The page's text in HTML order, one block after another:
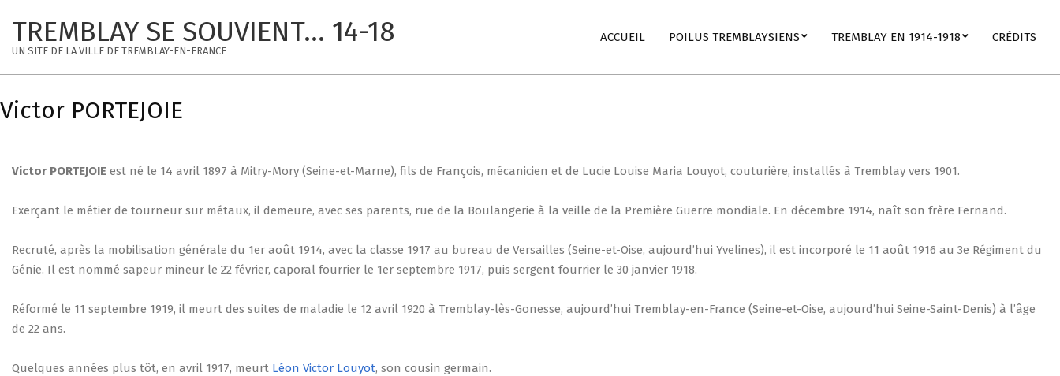
content
TREMBLAY SE SOUVIENT... 14-18
UN SITE DE LA VILLE DE TREMBLAY-EN-FRANCE
ACCUEIL POILUS TREMBLAYSIENS TREMBLAY EN 1914-1918 CRÉDITS
Victor PORTEJOIE
Victor PORTEJOIE est né le 14 avril 1897 à Mitry-Mory (Seine-et-Marne), fils de François, mécanicien et de Lucie Louise Maria Louyot, couturière, installés à Tremblay vers 1901.
Exerçant le métier de tourneur sur métaux, il demeure, avec ses parents, rue de la Boulangerie à la veille de la Première Guerre mondiale. En décembre 1914, naît son frère Fernand.
Recruté, après la mobilisation générale du 1er août 1914, avec la classe 1917 au bureau de Versailles (Seine-et-Oise, aujourd’hui Yvelines), il est incorporé le 11 août 1916 au 3e Régiment du
Génie. Il est nommé sapeur mineur le 22 février, caporal fourrier le 1er septembre 1917, puis sergent fourrier le 30 janvier 1918.
Réformé le 11 septembre 1919, il meurt des suites de maladie le 12 avril 1920 à Tremblay-lès-Gonesse, aujourd’hui Tremblay-en-France (Seine-et-Oise, aujourd’hui Seine-Saint-Denis) à l’âge
de 22 ans.
Quelques années plus tôt, en avril 1917, meurt Léon Victor Louyot, son cousin germain.